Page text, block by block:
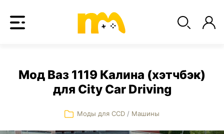
Мод Ваз 1119 Калина (хэтчбэк)
для City Car Driving
Моды для CCD / Машины